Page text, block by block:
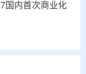
国内首次商业化